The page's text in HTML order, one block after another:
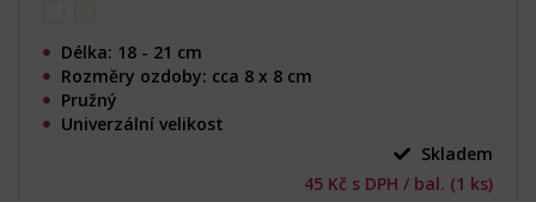
Délka: 18 - 21 cm
Rozměry ozdoby: cca 8 x 8 cm
Pružný
Univerzální velikost
Skladem
45 Kč s DPH / bal. (1 ks)